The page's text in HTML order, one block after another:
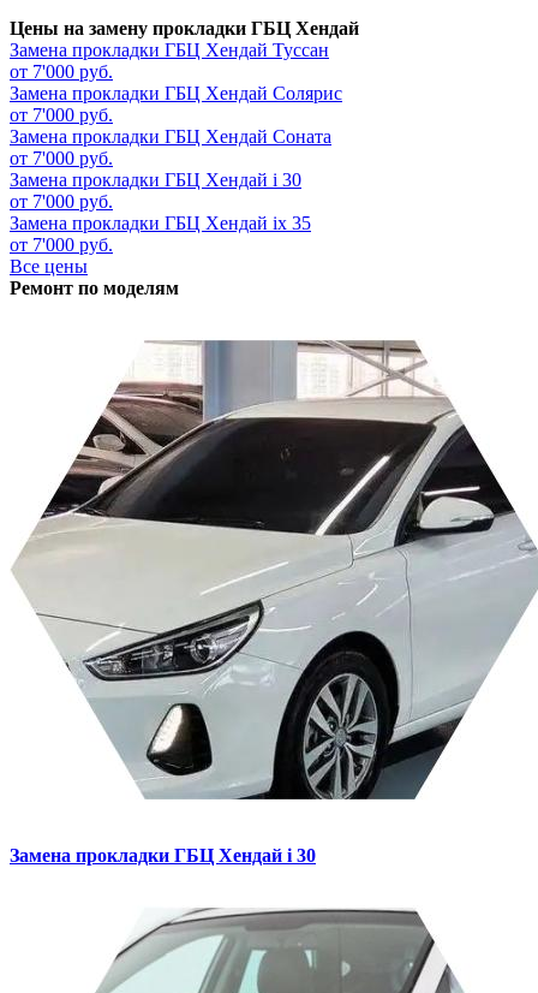
Цены на замену прокладки ГБЦ Хендай
Замена прокладки ГБЦ Хендай Туссан
от 7'000 руб.
Замена прокладки ГБЦ Хендай Солярис
от 7'000 руб.
Замена прокладки ГБЦ Хендай Соната
от 7'000 руб.
Замена прокладки ГБЦ Хендай i 30
от 7'000 руб.
Замена прокладки ГБЦ Хендай ix 35
от 7'000 руб.
Все цены
Ремонт по моделям
Замена прокладки ГБЦХендай i 30